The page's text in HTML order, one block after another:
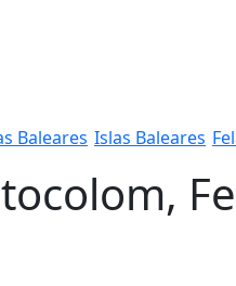
Baleares Islas Baleares